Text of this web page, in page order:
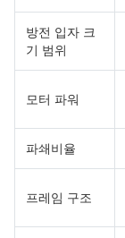
방전 입자 크
기 범위
모터 파워
파쇄비율
프레임 구조